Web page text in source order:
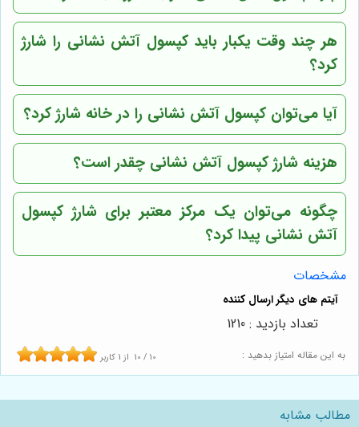
هر چند وقت یکبار باید کپسول آتش نشانی را شارژ
کرد؟
آیا می‌توان کپسول آتش نشانی را در خانه شارژ کرد؟
هزینه شارژ کپسول آتش نشانی چقدر است؟
چگونه می‌توان یک مرکز معتبر برای شارژ کپسول
آتش نشانی پیدا کرد؟
مشخصات
به این مقاله امتیاز بدهید : 10 / 10 از 1 کاربر
تعداد بازدید : 1210
مطالب مشابه